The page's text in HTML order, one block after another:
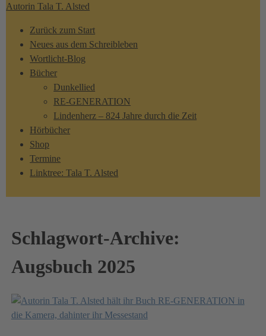
Autorin Tala T. Alsted
Zurück zum Start
Neues aus dem Schreibleben
Wortlicht-Blog
Bücher
Dunkellied
RE-GENERATION
Lindenherz – 824 Jahre durch die Zeit
Hörbücher
Shop
Termine
Linktree: Tala T. Alsted
Schlagwort-Archive:
Augsbuch 2025